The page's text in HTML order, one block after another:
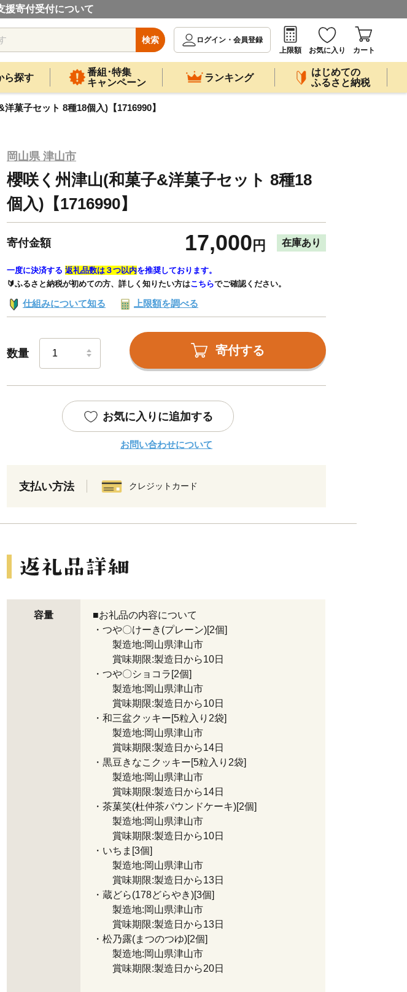
援寄付受付について
検索
ログイン・会員登録
上限額
お気に入り カート
ら探す
番組･特集
キャンペーン
ランキング
はじめての
ふるさと納税
菓子セット 8種18個入)【1716990】
岡山県 津山市
櫻咲く州津山(和菓子&洋菓子セット 8種18
個入)【1716990】
寄付金額 17,000 円 在庫あり
一度に決済する 返礼品数は３つ以内を推奨しております。
🔰ふるさと納税が初めての方、詳しく知りたい方はこちらでご確認ください。
仕組みについて知る 上限額を調べる
数量 寄付する
お気に入りに追加する
お問い合わせについて
支払い方法 クレジットカード
容量
■お礼品の内容について
・つや〇けーき(プレーン)[2個]
製造地:岡山県津山市
賞味期限:製造日から10日
・つや〇ショコラ[2個]
製造地:岡山県津山市
賞味期限:製造日から10日
・和三盆クッキー[5粒入り2袋]
製造地:岡山県津山市
賞味期限:製造日から14日
・黒豆きなこクッキー[5粒入り2袋]
製造地:岡山県津山市
賞味期限:製造日から14日
・茶菓笑(杜仲茶パウンドケーキ)[2個]
製造地:岡山県津山市
賞味期限:製造日から10日
・いちま[3個]
製造地:岡山県津山市
賞味期限:製造日から13日
・蔵どら(178どらやき)[3個]
製造地:岡山県津山市
賞味期限:製造日から13日
・松乃露(まつのつゆ)[2個]
製造地:岡山県津山市
賞味期限:製造日から20日